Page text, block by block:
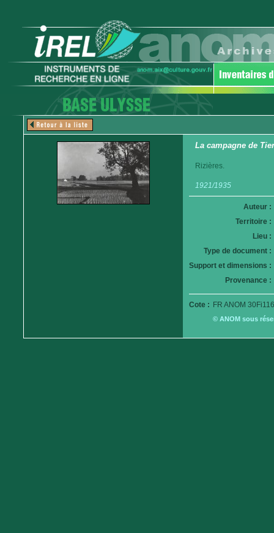
La campagne de
Rizières.
1921/1935
Auteur :
Territoire :
Lieu :
Type de document :
Support et dimensions :
Provenance :
Cote : FR ANOM
© ANOM sous